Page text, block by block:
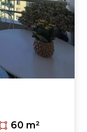
60 m²